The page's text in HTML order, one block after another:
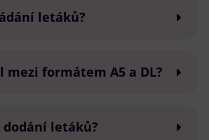
letáků?
mezi formátem A5 a DL?
dodání letáků?